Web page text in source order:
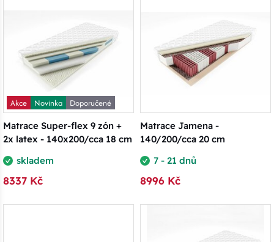
Akce Novinka
Doporučené
Matrace Super-flex 9 zón +
2x latex - 140x200/cca 18 cm
skladem
8337 Kč
Matrace Jamena -
140/200/cca 20 cm
7 - 21 dnů
8996 Kč